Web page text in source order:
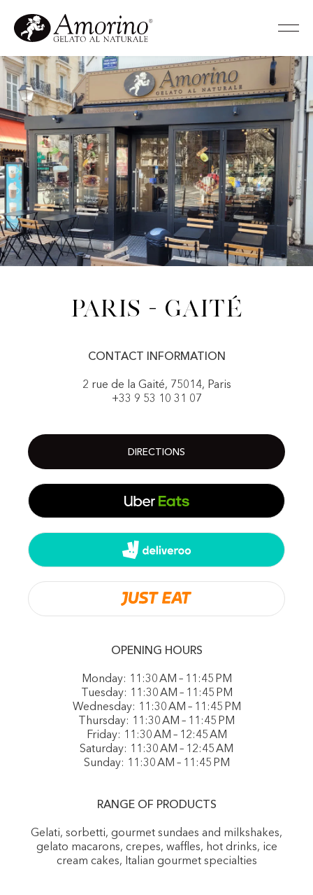
Paris - Gaité
CONTACT INFORMATION
2 rue de la Gaité, 75014, Paris
+33 9 53 10 31 07
DIRECTIONS
OPENING HOURS
Monday: 11:30 AM – 11:45 PM
Tuesday: 11:30 AM – 11:45 PM
Wednesday: 11:30 AM – 11:45 PM
Thursday: 11:30 AM – 11:45 PM
Friday: 11:30 AM – 12:45 AM
Saturday: 11:30 AM – 12:45 AM
Sunday: 11:30 AM – 11:45 PM
RANGE OF PRODUCTS
Gelati, sorbetti, gourmet sundaes and milkshakes,
gelato macarons, crepes, waffles, hot drinks, ice
cream cakes, Italian gourmet specialties